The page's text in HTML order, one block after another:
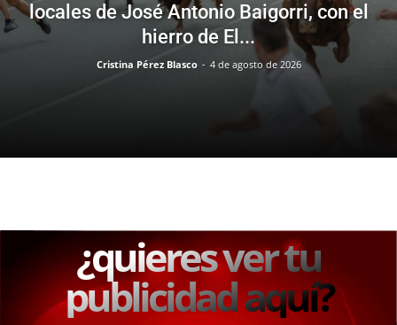
locales de José Antonio Baigorri, con el
hierro de El...
Cristina Pérez Blasco - 4 de agosto de 2026
¿quieres ver tu
publicidad aquí?